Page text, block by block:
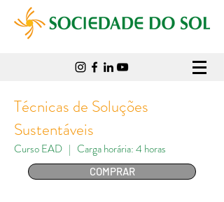
Técnicas de Soluções
Sustentáveis
Curso EAD | Carga horária: 4 horas
COMPRAR